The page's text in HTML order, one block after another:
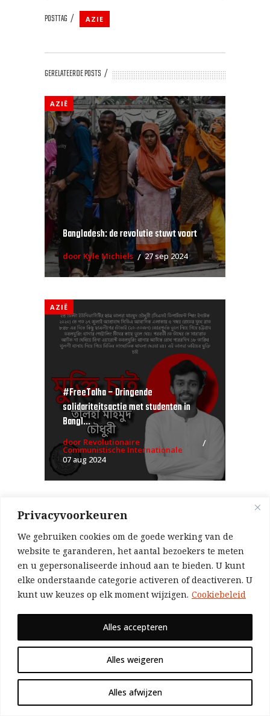
Privacyvoorkeuren
We gebruiken cookies om de goede werking van de
website te garanderen, het aantal bezoekers te meten
en u gepersonaliseerde inhoud aan te bieden. U kunt
elke onderstaande categorie activeren of deactiveren. U
kunt uw keuzes op elk moment wijzigen. Cookiebeleid
Alles weigeren
Alles afwijzen
Alles accepteren
POSTTAG AZIE
GERELATEERDE POSTS
AZIË
Bangladesh: de revolutie stuwt voort
door Kyle Michiels 27 sep 2024
AZIË
#FreeTalha – Dringende
solidariteitsactie met studenten in
Bangl...
door Revolutionaire
Communistische Internationale
07 aug 2024
Weg met het moorddadige Hasina-
regime! Overwinning aan de Bengaalse
st...
07 aug 2024